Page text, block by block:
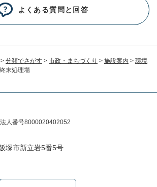
> 分類でさがす > 市政・まちづくり > 施設案内 > 環境
末処理場
よくある質問と回答
法人番号8000020402052
塚市新立岩5番5号